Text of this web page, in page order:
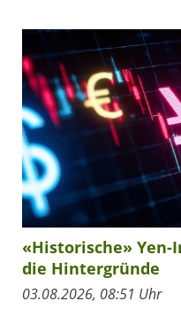
«Historische»
die Hintergründe
03.08.2026, 08:51 Uhr